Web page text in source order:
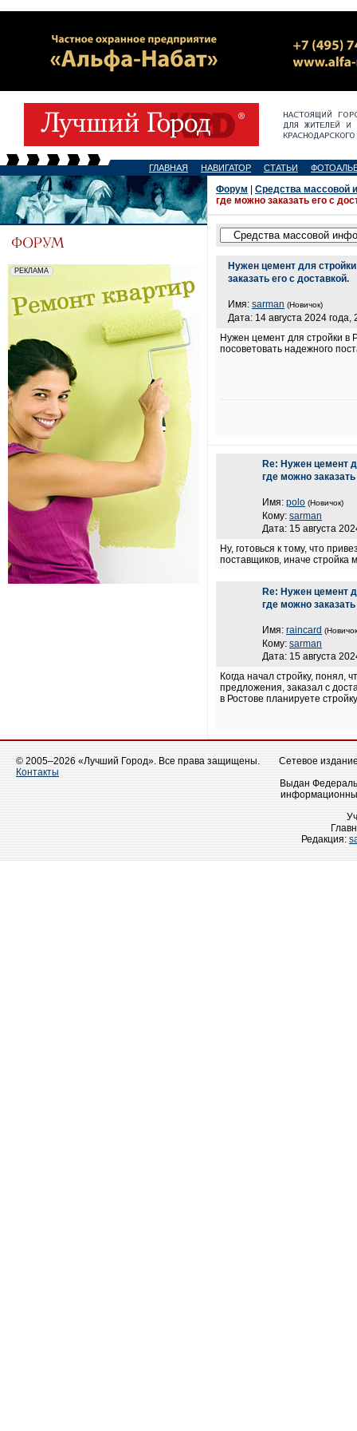
ГЛАВНАЯ НАВИГАТОР СТАТЬИ
Форум
Средства массовой
где можно заказать его с
Нужен цемент для
заказать его с доставкой.
Имя: sarman (Новичок)
Дата: 14 августа 2024 года,
Нужен цемент для стройки в
посоветовать надежного
Re: Нужен цемент
где можно
Имя: polo (Новичок)
Кому: sarman
Дата: 15 августа
Ну, готовься к тому, что
поставщиков, иначе стройка
Re: Нужен цемент
где можно
Имя: raincard
Кому: sarman
Дата: 15 августа
Когда начал стройку, понял,
предложения, заказал с
в Ростове планируете
© 2005–2026 «Лучший Город». Все права защищены.
Контакты
Сетевое
Выдан
Редакция: